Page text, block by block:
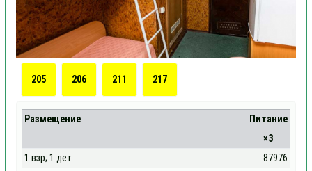
205 206 211 217
Размещение
Питание
×3
1 взр; 1 дет
87976